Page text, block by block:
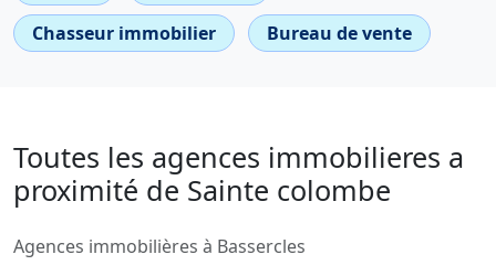
Chasseur immobilier
Bureau de vente
Toutes les agences immobilieres a
proximité de Sainte colombe
Agences immobilières à Bassercles